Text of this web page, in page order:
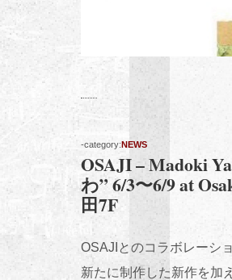
-category:NEWS
OSAJI – Madoki
わ” 6/3〜6/9 at
田7F
OSAJIとのコラボレーシ
新たに制作した新作を加